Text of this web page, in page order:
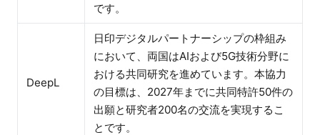
です。
DeepL
日印デジタルパートナーシップの枠組み
において、両国はAIおよび5G技術分野に
おける共同研究を進めています。本協力
の目標は、2027年までに共同特許50件の
出願と研究者200名の交流を実現するこ
とです。